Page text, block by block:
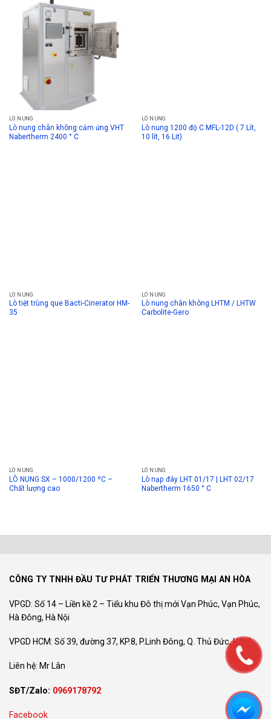
LÒ NUNG
Lò nung chân không cảm ứng VHT
Nabertherm 2400 ° C
LÒ NUNG
Lò nung 1200 độ C MFL-12D ( 7 Lít,
10 lít, 16 Lit)
LÒ NUNG
Lò tiệt trùng que Bacti-Cinerator HM-
35
LÒ NUNG
Lò nung chân không LHTM / LHTW
Carbolite-Gero
LÒ NUNG
LÒ NUNG SX – 1000/1200 ºC –
Chất lượng cao
LÒ NUNG
Lò nạp đáy LHT 01/17 | LHT 02/17
Nabertherm 1650 ° C
CÔNG TY TNHH ĐẦU TƯ PHÁT TRIỂN THƯƠNG MẠI AN HÒA
VPGD: Số 14 – Liền kề 2 – Tiểu khu Đô thị mới Vạn Phúc, Vạn Phúc,
Hà Đông, Hà Nội
VPGD HCM: Số 39, đường 37, KP.8, P.Linh Đông, Q. Thủ Đức, HCM
Liên hệ: Mr Lân
SĐT/Zalo: 0969178792
Facebook